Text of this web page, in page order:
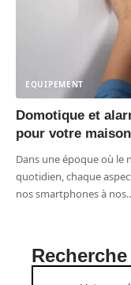
EQUIPEMENT
Domotique et
pour votre
Dans une époque où
quotidien, chaque
nos smartphones à nos
Recherche